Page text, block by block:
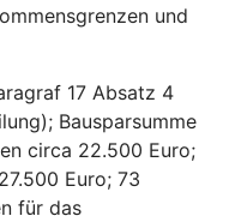
und
17 Absatz 4
Bausparsumme
circa 22.500 Euro;
Euro; 73
für das